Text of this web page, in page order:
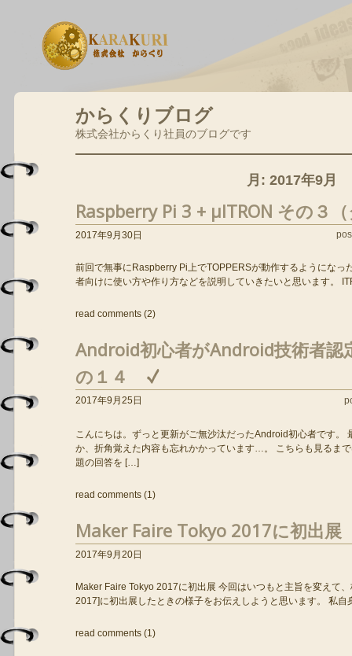
からくりブログ
株式会社からくり社員のブログです
月: 2017年9月
Raspberry Pi 3 + μITRON その３
2017年9月30日
前回で無事にRaspberry Pi上でTOPPERSが動作するようになっ
者向けに使い方や作り方などを説明していきたいと思います。
read comments (2)
Android初心者がAndroid技術者
の１４
2017年9月25日
こんにちは。ずっと更新がご無沙汰だったAndroid初心者です。
か、折角覚えた内容も忘れかかっています…。 こちらも見るま
題の回答を […]
read comments (1)
Maker Faire Tokyo 2017に初出展
2017年9月20日
Maker Faire Tokyo 2017に初出展 今回はいつもと主旨を変えて
2017]に初出展したときの様子をお伝えしようと思います。 私
read comments (1)